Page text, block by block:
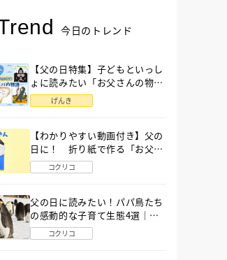
今日のトレンド
【父の日特集】子どもといっし
ょに読みたい「お父さんの物
語」６選
げんき
【わかりやすい動画付き】父の
日に！ 折り紙で作る「お父さ
ん」の簡単な折り方
コクリコ
父の日に読みたい！パパ鳥たち
の感動的な子育て生態4選｜図
鑑MOVE
コクリコ